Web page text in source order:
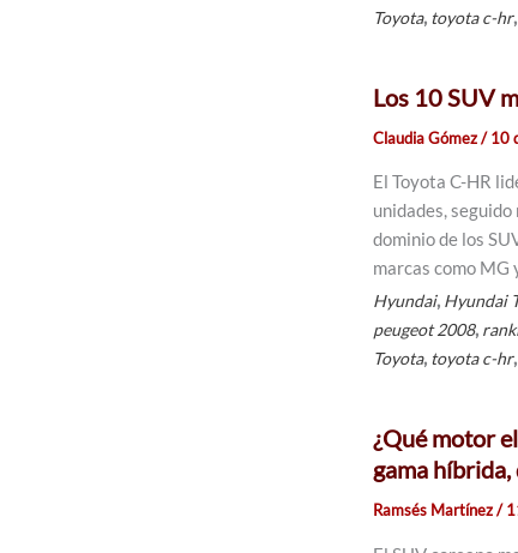
Toyota, toyota c-hr,
Los 10 SUV
Claudia Gómez/10
El Toyota C-HR
unidades,
dominio de los
marcas como MG
Hyundai, Hyundai
peugeot 2008,
Toyota, toyota c-hr,
¿Qué motor
gama
Ramsés Martínez/